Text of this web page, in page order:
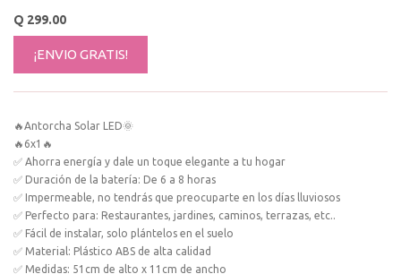
Q 299.00
¡ENVIO GRATIS!
🔥Antorcha Solar LED🌞
🔥6x1🔥
✅ Ahorra energía y dale un toque elegante a tu hogar
✅ Duración de la batería: De 6 a 8 horas
✅ Impermeable, no tendrás que preocuparte en los días lluviosos
✅ Perfecto para: Restaurantes, jardines, caminos, terrazas, etc..
✅ Fácil de instalar, solo plántelos en el suelo
✅ Material: Plástico ABS de alta calidad
✅ Medidas: 51cm de alto x 11cm de ancho